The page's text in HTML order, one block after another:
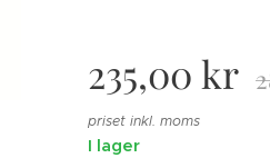
235,00kr
priset inkl. moms
I lager